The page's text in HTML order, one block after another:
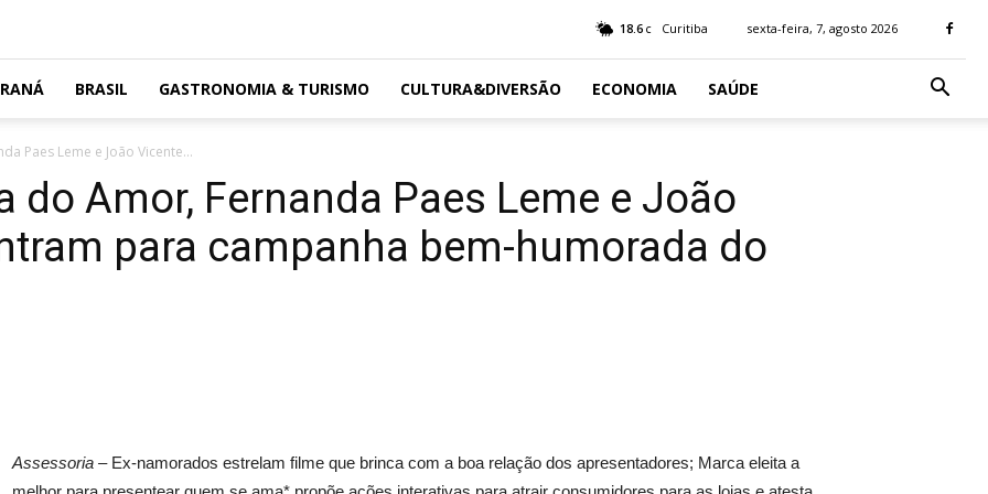
18.6 C Curitiba sexta-feira, 7, agosto 2026
BRASIL GASTRONOMIA & TURISMO CULTURA&DIVERSÃO ECONOMIA SAÚDE
Paes Leme e João Vicente...
do Amor, Fernanda Paes Leme e João
para campanha bem-humorada do
Assessoria –Ex-namorados estrelam filme que brinca com a boa relação dos apresentadores; Marca eleita a